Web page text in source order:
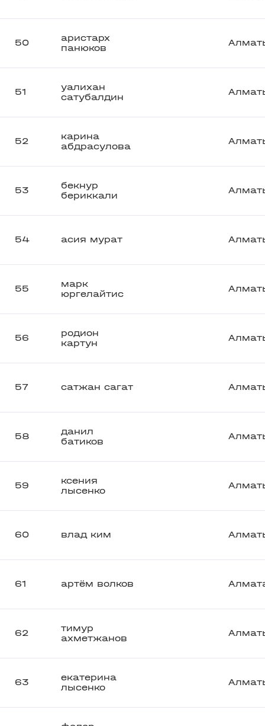
50
аристарх
панюков
51
уалихан
сатубалдин
52
карина
абдрасулова
53
бекнур
бериккали
54 асия мурат
55
марк
юргелайтис
56
родион
картун
57 сатжан сагат
58
данил
батиков
59
ксения
лысенко
60 влад ким
61 артём волков
62
тимур
ахметжанов
63
екатерина
лысенко